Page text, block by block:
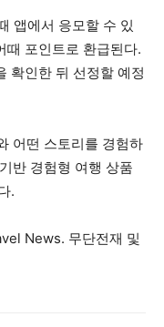
앱에서 응모할 수 있
때 포인트로 환급된다.
확인한 뒤 선정할 예정
어떤 스토리를 경험하
반 경험형 여행 상품
.
News. 무단전재 및